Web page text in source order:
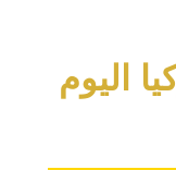
اليوم